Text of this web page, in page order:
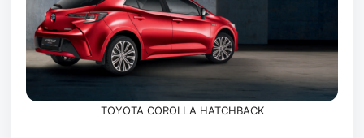
TOYOTA COROLLA HATCHBACK